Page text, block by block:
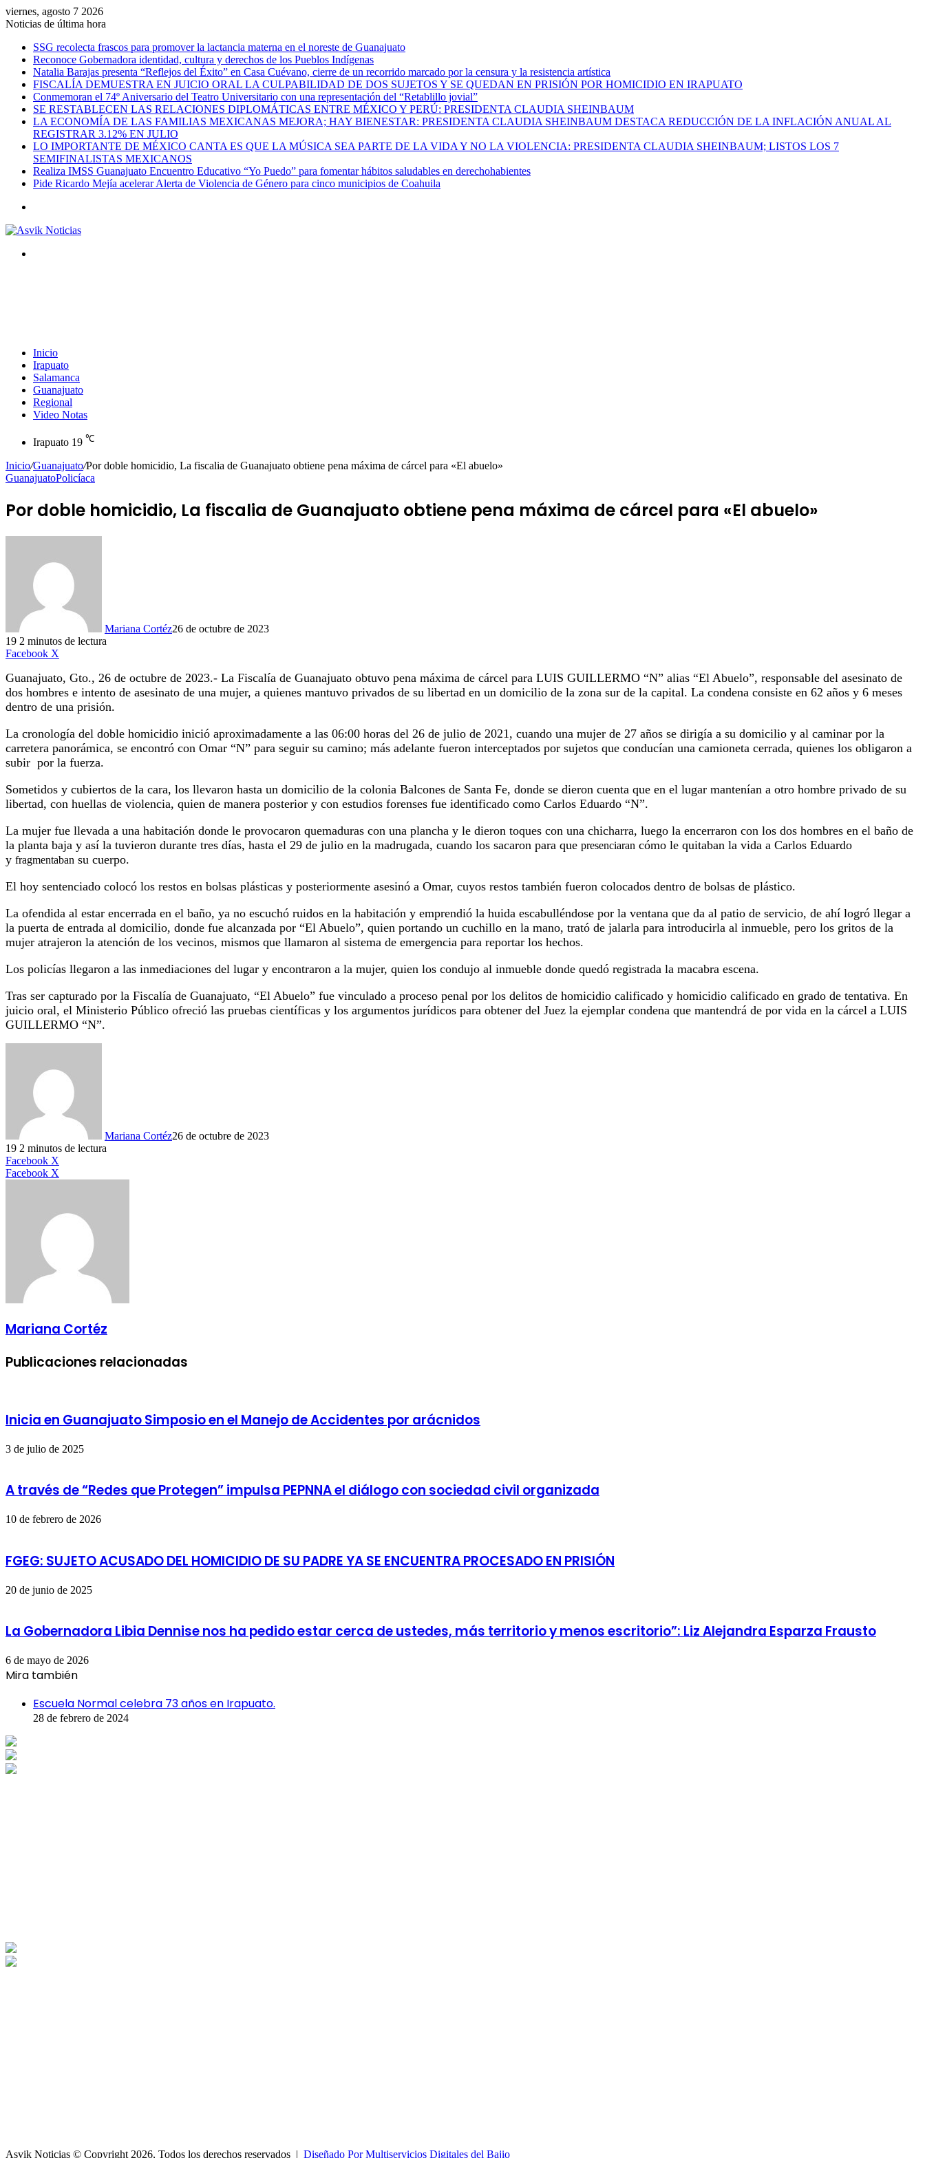
viernes, agosto 7 2026
Noticias de última hora
SSG recolecta frascos para promover la lactancia materna en el noreste de Guanajuato
Reconoce Gobernadora identidad, cultura y derechos de los Pueblos Indígenas
Natalia Barajas presenta “Reflejos del Éxito” en Casa Cuévano, cierre de un recorrido marcado por la censura y la resistencia artística
FISCALÍA DEMUESTRA EN JUICIO ORAL LA CULPABILIDAD DE DOS SUJETOS Y SE QUEDAN EN PRISIÓN POR HOMICIDIO EN IRAPUATO
Conmemoran el 74º Aniversario del Teatro Universitario con una representación del “Retablillo jovial”
SE RESTABLECEN LAS RELACIONES DIPLOMÁTICAS ENTRE MÉXICO Y PERÚ: PRESIDENTA CLAUDIA SHEINBAUM
LA ECONOMÍA DE LAS FAMILIAS MEXICANAS MEJORA; HAY BIENESTAR: PRESIDENTA CLAUDIA SHEINBAUM DESTACA REDUCCIÓN DE LA INFLACIÓN ANUAL AL
REGISTRAR 3.12% EN JULIO
LO IMPORTANTE DE MÉXICO CANTA ES QUE LA MÚSICA SEA PARTE DE LA VIDA Y NO LA VIOLENCIA: PRESIDENTA CLAUDIA SHEINBAUM; LISTOS LOS 7
SEMIFINALISTAS MEXICANOS
Realiza IMSS Guanajuato Encuentro Educativo “Yo Puedo” para fomentar hábitos saludables en derechohabientes
Pide Ricardo Mejía acelerar Alerta de Violencia de Género para cinco municipios de Coahuila
Inicio
Irapuato
Salamanca
Guanajuato
Regional
Video Notas
Irapuato 19 ℃
Inicio/Guanajuato/Por doble homicidio, La fiscalia de Guanajuato obtiene pena máxima de cárcel para «El abuelo»
GuanajuatoPolicíaca
Por doble homicidio, La fiscalia de Guanajuato obtiene pena máxima de cárcel para «El abuelo»
Mariana Cortéz26 de octubre de 2023
19 2 minutos de lectura
Facebook X
Guanajuato, Gto., 26 de octubre de 2023.- La Fiscalía de Guanajuato obtuvo pena máxima de cárcel para LUIS GUILLERMO “N” alias “El Abuelo”, responsable del asesinato de
dos hombres e intento de asesinato de una mujer, a quienes mantuvo privados de su libertad en un domicilio de la zona sur de la capital. La condena consiste en 62 años y 6 meses
dentro de una prisión.
La cronología del doble homicidio inició aproximadamente a las 06:00 horas del 26 de julio de 2021, cuando una mujer de 27 años se dirigía a su domicilio y al caminar por la
carretera panorámica, se encontró con Omar “N” para seguir su camino; más adelante fueron interceptados por sujetos que conducían una camioneta cerrada, quienes los obligaron a
subir por la fuerza.
Sometidos y cubiertos de la cara, los llevaron hasta un domicilio de la colonia Balcones de Santa Fe, donde se dieron cuenta que en el lugar mantenían a otro hombre privado de su
libertad, con huellas de violencia, quien de manera posterior y con estudios forenses fue identificado como Carlos Eduardo “N”.
La mujer fue llevada a una habitación donde le provocaron quemaduras con una plancha y le dieron toques con una chicharra, luego la encerraron con los dos hombres en el baño de
la planta baja y así la tuvieron durante tres días, hasta el 29 de julio en la madrugada, cuando los sacaron para que presenciaran cómo le quitaban la vida a Carlos Eduardo
y fragmentaban su cuerpo.
El hoy sentenciado colocó los restos en bolsas plásticas y posteriormente asesinó a Omar, cuyos restos también fueron colocados dentro de bolsas de plástico.
La ofendida al estar encerrada en el baño, ya no escuchó ruidos en la habitación y emprendió la huida escabulléndose por la ventana que da al patio de servicio, de ahí logró llegar a
la puerta de entrada al domicilio, donde fue alcanzada por “El Abuelo”, quien portando un cuchillo en la mano, trató de jalarla para introducirla al inmueble, pero los gritos de la
mujer atrajeron la atención de los vecinos, mismos que llamaron al sistema de emergencia para reportar los hechos.
Los policías llegaron a las inmediaciones del lugar y encontraron a la mujer, quien los condujo al inmueble donde quedó registrada la macabra escena.
Tras ser capturado por la Fiscalía de Guanajuato, “El Abuelo” fue vinculado a proceso penal por los delitos de homicidio calificado y homicidio calificado en grado de tentativa. En
juicio oral, el Ministerio Público ofreció las pruebas científicas y los argumentos jurídicos para obtener del Juez la ejemplar condena que mantendrá de por vida en la cárcel a LUIS
GUILLERMO “N”.
Mariana Cortéz26 de octubre de 2023
19 2 minutos de lectura
Facebook X
Facebook X
Mariana Cortéz
Publicaciones relacionadas
Inicia en Guanajuato Simposio en el Manejo de Accidentes por arácnidos
3 de julio de 2025
A través de “Redes que Protegen” impulsa PEPNNA el diálogo con sociedad civil organizada
10 de febrero de 2026
FGEG: SUJETO ACUSADO DEL HOMICIDIO DE SU PADRE YA SE ENCUENTRA PROCESADO EN PRISIÓN
20 de junio de 2025
La Gobernadora Libia Dennise nos ha pedido estar cerca de ustedes, más territorio y menos escritorio”: Liz Alejandra Esparza Frausto
6 de mayo de 2026
Mira también
Escuela Normal celebra 73 años en Irapuato.
28 de febrero de 2024
Asvik Noticias © Copyright 2026, Todos los derechos reservados | Diseñado Por Multiservicios Digitales del Bajio